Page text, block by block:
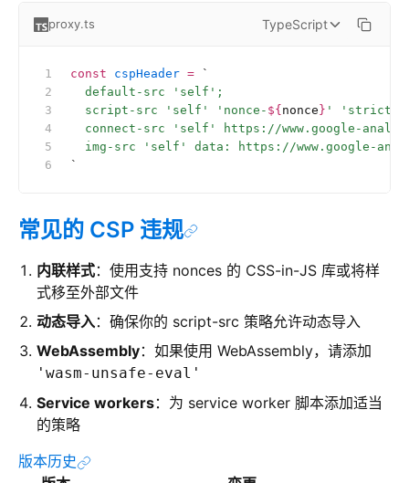
proxy.ts TypeScript
const cspHeader = `
  default-src 'self';
  script-src 'self' 'nonce-
${ nonce } ' 'strict-
connect-src 'self' https://www.google-
img-src 'self' data: https://www.google-
`
常见的 CSP 违规
内联样式：使用支持 nonces 的 CSS-in-JS 库或将样
式移至外部文件
动态导入：确保你的 script-src 策略允许动态导入
WebAssembly：如果使用 WebAssembly，请添加
'wasm-unsafe-eval'
Service workers：为 service worker 脚本添加适当
的策略
版本历史